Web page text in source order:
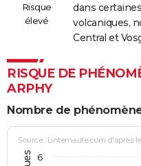
16/07/1989 2 000
15/06/1989 1 000
11/06/1989 1 000
31/01/1989 60 000
Risque
élevé
dans
volcaniques,
Central et
RISQUE DE
ARPHY
Nombre de
Source : Linternaute.com d'après
6